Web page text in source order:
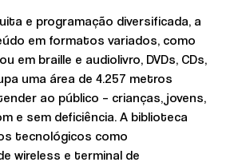
e programação diversificada, a
em formatos variados, como
em braille e audiolivro, DVDs, CDs,
uma área de 4.257 metros
ao público – crianças, jovens,
e sem deficiência. A biblioteca
tecnológicos como
wireless e terminal de